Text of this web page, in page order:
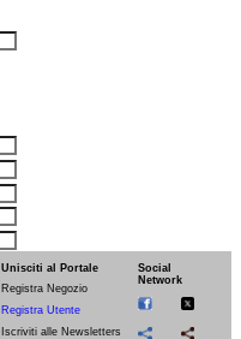
Unisciti al Portale
Registra Negozio
Registra Utente
Iscriviti alle Newsletters
Social
Network